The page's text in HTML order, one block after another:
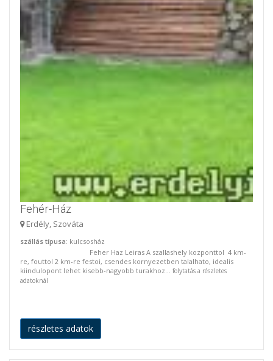
Fehér-Ház
Erdély, Szováta
szállás típusa: kulcsosház
Feher Haz Leiras A szallashely kozponttol 4 km-
re, fouttol 2 km-re festoi, csendes kornyezetben talalhato, idealis
kiindulopont lehet kisebb-nagyobb turakhoz... folytatás a részletes
adatoknál
részletes adatok